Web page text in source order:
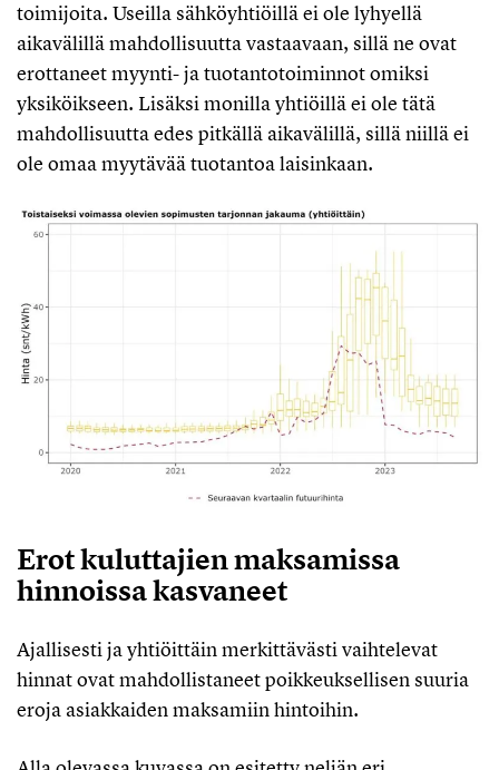
toimijoita. Useilla sähköyhtiöillä ei ole lyhyellä
aikavälillä mahdollisuutta vastaavaan, sillä ne ovat
erottaneet myynti- ja tuotantotoiminnot omiksi
yksiköikseen. Lisäksi monilla yhtiöillä ei ole tätä
mahdollisuutta edes pitkällä aikavälillä, sillä niillä ei
ole omaa myytävää tuotantoa laisinkaan.
Erot kuluttajien maksamissa
hinnoissa kasvaneet
Ajallisesti ja yhtiöittäin merkittävästi vaihtelevat
hinnat ovat mahdollistaneet poikkeuksellisen suuria
eroja asiakkaiden maksamiin hintoihin.